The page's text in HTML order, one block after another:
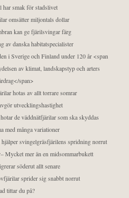
smak för stadslivet
omsätter miljontals dollar
kan ge fjärilsvingar färg
av danska habitatspecialister
i Sverige och Finland under 120 år <span
av klimat, landskapstyp och arters
span>
hotas av allt torrare somrar
utvecklingshastighet
de väddnätfjärilar som ska skyddas
med många variationer
svingelgräsfjärilens spridning norrut
Mycket mer än en midsommarbukett
söderut allt senare
sprider sig snabbt norrut
tittar du på?